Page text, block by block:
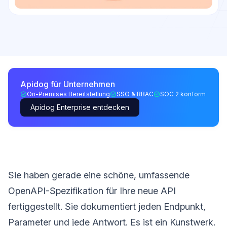
Apidog für Unternehmen
On-Premises Bereitstellung SSO & RBAC SOC 2 konform
Apidog Enterprise entdecken
Sie haben gerade eine schöne, umfassende
OpenAPI-Spezifikation für Ihre neue API
fertiggestellt. Sie dokumentiert jeden Endpunkt,
Parameter und jede Antwort. Es ist ein Kunstwerk.